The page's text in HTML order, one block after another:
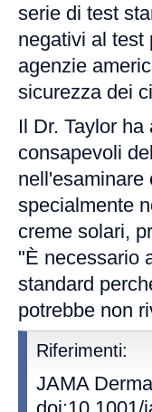
serie di test
negativi al test
agenzie
sicurezza dei
Il Dr. Taylor
consapevoli
nell'esaminare
specialmente
creme solari,
"È necessario
standard
potrebbe non
Riferimenti:
JAMA